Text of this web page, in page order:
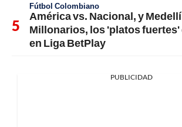
Fútbol Colombiano
América vs. Nacional, y
Millonarios, los 'platos fuertes'
en Liga BetPlay
PUBLICIDAD